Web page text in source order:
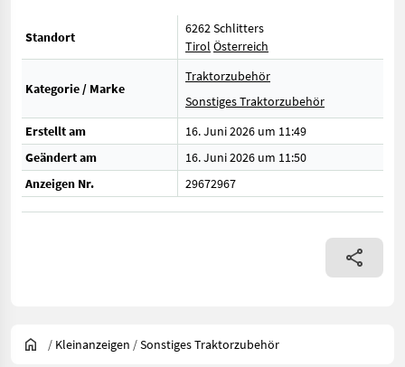
Standort
6262 Schlitters
Tirol Österreich
Kategorie / Marke
Traktorzubehör
Sonstiges Traktorzubehör
Erstellt am
16. Juni 2026 um 11:49
Geändert am
16. Juni 2026 um 11:50
Anzeigen Nr.
29672967
/ Kleinanzeigen /Sonstiges Traktorzubehör